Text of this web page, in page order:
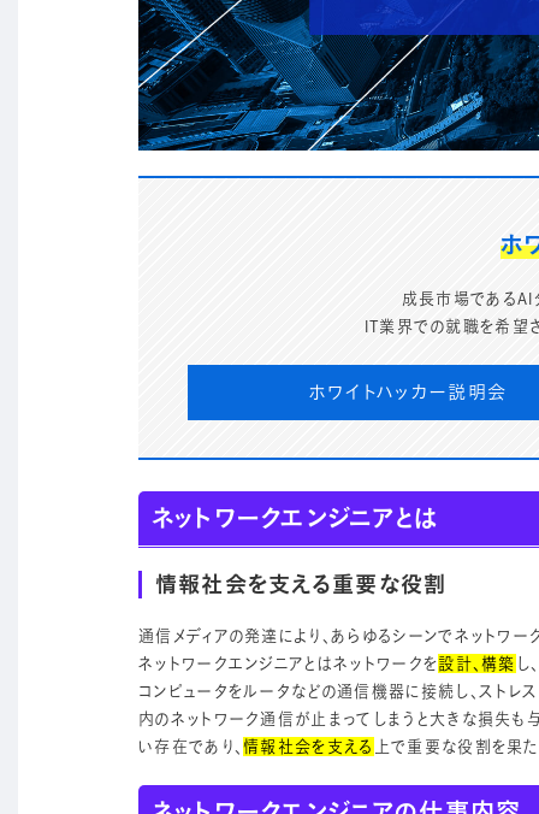
ホ
成長市場であるAI
IT業界での就職を希望
ホワイトハッカー説明会
ネットワークエンジニアとは
情報社会を支える重要な役割
通信メディアの発達により、あらゆるシーンでネットワー
ネットワークエンジニアとはネットワークを設計、構築 し
コンピュータをルータなどの通信機器に接続し、ストレ
内のネットワーク通信が止まってしまうと大きな損失
い存在であり、情報社会を支える 上で重要な役割を果た